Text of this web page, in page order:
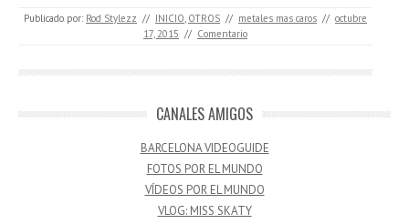
Publicado por: Rod Stylezz // INICIO, OTROS // metales mas caros // octubre
17, 2015 // Comentario
CANALES AMIGOS
BARCELONA VIDEOGUIDE
FOTOS POR EL MUNDO
VÍDEOS POR EL MUNDO
VLOG: MISS SKATY